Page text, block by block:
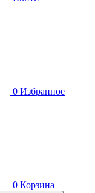
0 Избранное
0 Корзина